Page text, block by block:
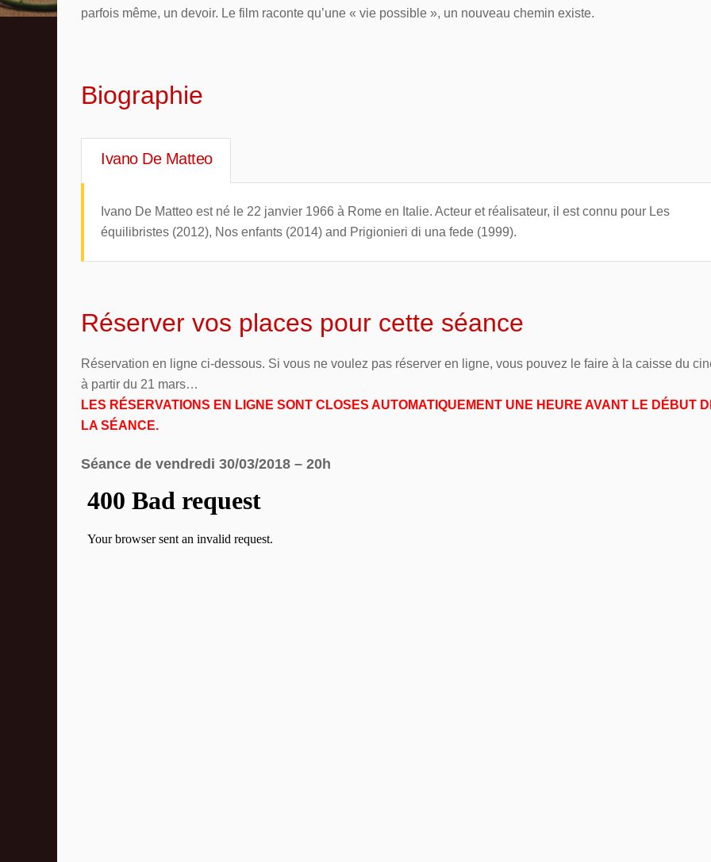
parfois même, un devoir. Le film raconte qu’une « vie possible », un nouveau chemin existe.
Biographie
Ivano De Matteo
Ivano De Matteo est né le 22 janvier 1966 à Rome en Italie. Acteur et réalisateur, il est connu pour Les
équilibristes (2012), Nos enfants (2014) and Prigionieri di una fede (1999).
Réserver vos places pour cette séance
Réservation en ligne ci-dessous. Si vous ne voulez pas réserver en ligne, vous pouvez le faire à la caisse du
à partir du 21 mars…
LES RÉSERVATIONS EN LIGNE SONT CLOSES AUTOMATIQUEMENT UNE HEURE AVANT LE DÉBUT
LA SÉANCE.
Séance de vendredi 30/03/2018 – 20h